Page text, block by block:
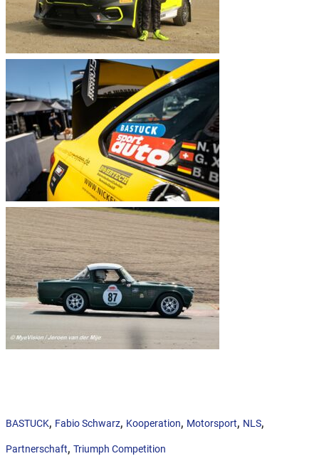
BASTUCK, Fabio Schwarz, Kooperation, Motorsport, NLS,
Partnerschaft, Triumph Competition